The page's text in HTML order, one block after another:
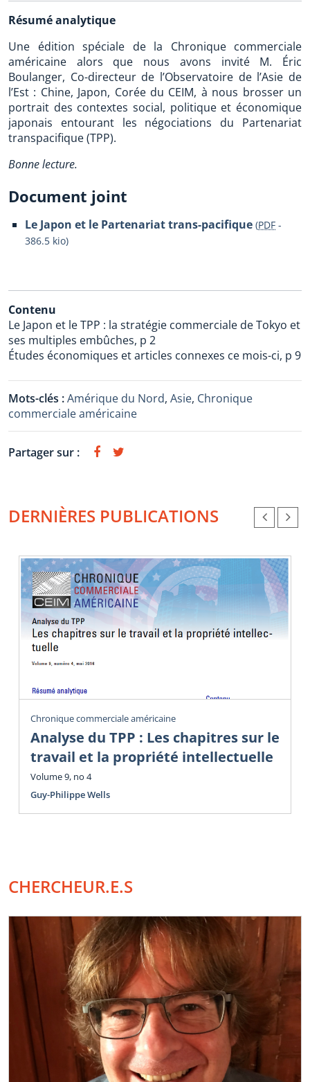
Résumé analytique
Une édition spéciale de la Chronique commerciale
américaine alors que nous avons invité M. Éric
Boulanger, Co-directeur de l’Observatoire de l’Asie de
l’Est : Chine, Japon, Corée du CEIM, à nous brosser un
portrait des contextes social, politique et économique
japonais entourant les négociations du Partenariat
transpacifique (TPP).
Bonne lecture.
Document joint
Le Japon et le Partenariat trans-pacifique (PDF -
386.5 kio)
Contenu
Le Japon et le TPP : la stratégie commerciale de Tokyo et
ses multiples embûches, p 2
Études économiques et articles connexes ce mois-ci, p 9
Mots-clés :Amérique du Nord, Asie, Chronique
commerciale américaine
Partager sur :
DERNIÈRES PUBLICATIONS
Chronique commerciale américaine
Analyse du TPP : Les chapitres sur le
travail et la propriété intellectuelle
Volume 9, no 4
Guy-Philippe Wells
CHERCHEUR.E.S